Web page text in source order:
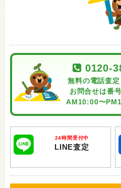
0120-
無料の電話査定
お問合せは番
AM10:00〜
24時間受付中
LINE査定